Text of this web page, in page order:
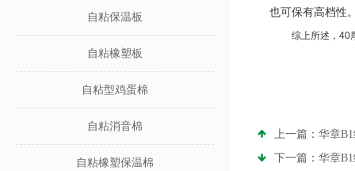
自粘保温板
自粘橡塑板
自粘型鸡蛋棉
自粘消音棉
自粘橡塑保温棉
也可保有高档性
综上所述，40
上一篇： 华章
下一篇： 华章